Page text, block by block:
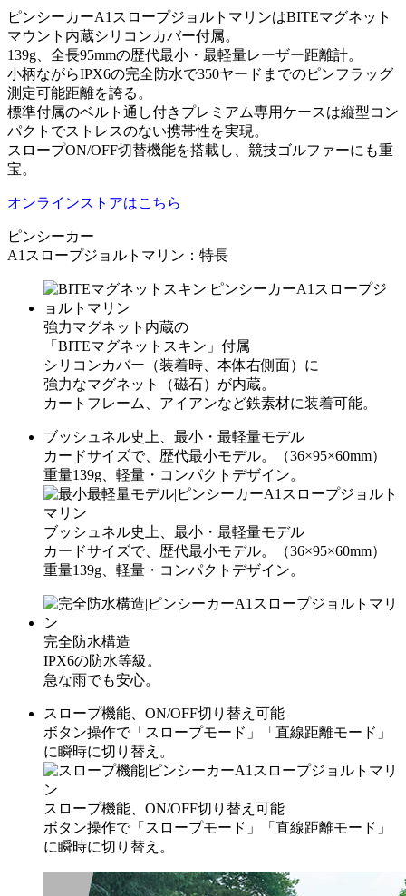
ピンシーカーA1スロープジョルトマリンはBITEマグネット
マウント内蔵シリコンカバー付属。
139g、全長95mmの歴代最小・ 最軽量レーザー距離計。
小柄ながらIPX6の完全防水で350ヤードまでのピンフラッグ
測定可能距離を誇る。
標準付属のベルト通し付き プレミアム専用ケースは縦型コン
パクトでストレスのない携帯性を実現。
スロープON/OFF切替機能を搭載し、 競技ゴルファーにも重
宝。
オンラインストアはこちら
ピンシーカー
A1スロープジョルトマリン：特長
強力マグネット内蔵の
「BITEマグネットスキン」付属
シリコンカバー（装着時、本体右側面）に
強力なマグネット（磁石）が内蔵。
カートフレーム、アイアンなど鉄素材に装着可能。
ブッシュネル史上、最小・最軽量モデル
カードサイズで、歴代最小モデル。（36×95×60mm）
重量139g、軽量・コンパクトデザイン。
ブッシュネル史上、最小・最軽量モデル
カードサイズで、歴代最小モデル。（36×95×60mm）
重量139g、軽量・コンパクトデザイン。
完全防水構造
IPX6の防水等級。
急な雨でも安心。
スロープ機能、ON/OFF切り替え可能
ボタン操作で「スロープモード」「直線距離モード」
に瞬時に切り替え。
スロープ機能、ON/OFF切り替え可能
ボタン操作で「スロープモード」「直線距離モード」
に瞬時に切り替え。